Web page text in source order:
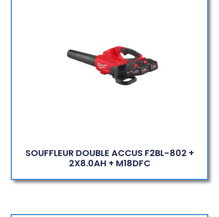
SOUFFLEUR DOUBLE ACCUS F2BL-802 +
2X8.0AH + M18DFC